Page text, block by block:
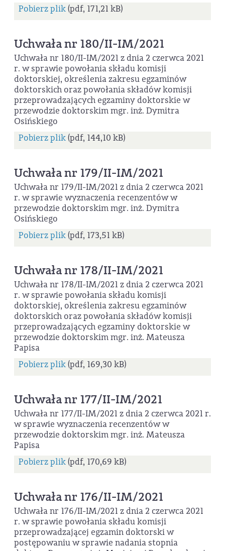
Pobierz plik(pdf, 171,21 kB)
Uchwała nr 180/II-IM/2021
Uchwała nr 180/II-IM/2021 z dnia 2 czerwca 2021
r. w sprawie powołania składu komisji
doktorskiej, określenia zakresu egzaminów
doktorskich oraz powołania składów komisji
przeprowadzających egzaminy doktorskie w
przewodzie doktorskim mgr. inż. Dymitra
Osińskiego
Pobierz plik(pdf, 144,10 kB)
Uchwała nr 179/II-IM/2021
Uchwała nr 179/II-IM/2021 z dnia 2 czerwca 2021
r. w sprawie wyznaczenia recenzentów w
przewodzie doktorskim mgr. inż. Dymitra
Osińskiego
Pobierz plik(pdf, 173,51 kB)
Uchwała nr 178/II-IM/2021
Uchwała nr 178/II-IM/2021 z dnia 2 czerwca 2021
r. w sprawie powołania składu komisji
doktorskiej, określenia zakresu egzaminów
doktorskich oraz powołania składów komisji
przeprowadzających egzaminy doktorskie w
przewodzie doktorskim mgr. inż. Mateusza
Papisa
Pobierz plik(pdf, 169,30 kB)
Uchwała nr 177/II-IM/2021
Uchwała nr 177/II-IM/2021 z dnia 2 czerwca 2021 r.
w sprawie wyznaczenia recenzentów w
przewodzie doktorskim mgr. inż. Mateusza
Papisa
Pobierz plik(pdf, 170,69 kB)
Uchwała nr 176/II-IM/2021
Uchwała nr 176/II-IM/2021 z dnia 2 czerwca 2021
r. w sprawie powołania składu komisji
przeprowadzającej egzamin doktorski w
postępowaniu w sprawie nadania stopnia